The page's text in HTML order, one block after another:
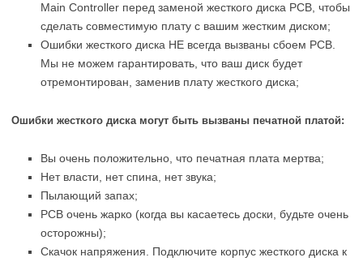
Main Controller перед заменой жесткого диска PCB, чтобы
сделать совместимую плату с вашим жестким диском;
Ошибки жесткого диска НЕ всегда вызваны сбоем PCB.
Мы не можем гарантировать, что ваш диск будет
отремонтирован, заменив плату жесткого диска;
Ошибки жесткого диска могут быть вызваны печатной платой:
Вы очень положительно, что печатная плата мертва;
Нет власти, нет спина, нет звука;
Пылающий запах;
PCB очень жарко (когда вы касаетесь доски, будьте очень
осторожны);
Скачок напряжения. Подключите корпус жесткого диска к